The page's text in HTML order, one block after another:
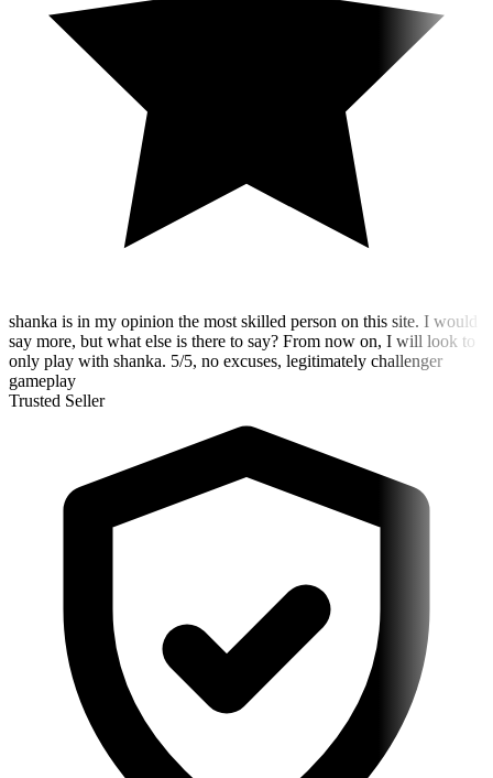
shanka is in my opinion the most skilled person on this site. I would
say more, but what else is there to say? From now on, I will look to
only play with shanka. 5/5, no excuses, legitimately challenger
gameplay
Trusted Seller